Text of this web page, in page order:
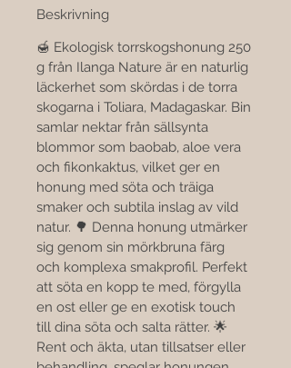
Beskrivning
🍯 Ekologisk torrskogshonung 250
g från Ilanga Nature är en naturlig
läckerhet som skördas i de torra
skogarna i Toliara, Madagaskar. Bin
samlar nektar från sällsynta
blommor som baobab, aloe vera
och fikonkaktus, vilket ger en
honung med söta och träiga
smaker och subtila inslag av vild
natur. 🌳 Denna honung utmärker
sig genom sin mörkbruna färg
och komplexa smakprofil. Perfekt
att söta en kopp te med, förgylla
en ost eller ge en exotisk touch
till dina söta och salta rätter. 🌟
Rent och äkta, utan tillsatser eller